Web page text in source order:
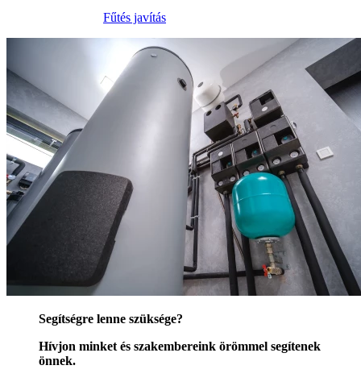
Fűtés javítás
Segítségre lenne szüksége?
Hívjon minket és szakembereink örömmel segítenek
önnek.